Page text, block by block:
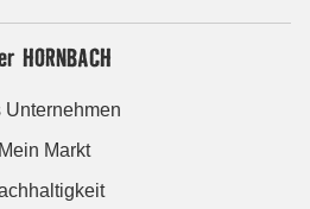
HORNBACH
Unternehmen
Mein Markt